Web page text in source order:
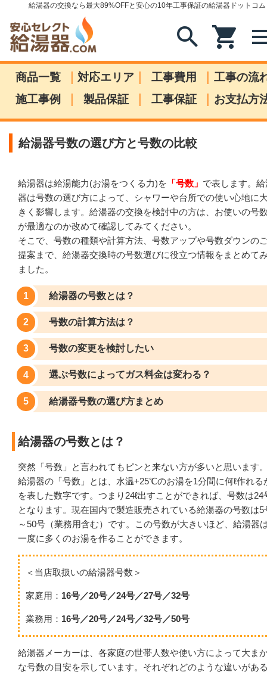
給湯器の交換なら最大89%OFFと安心の10年工事保証の給湯器ドットコム
search shopping_cart
商品一覧 | 対応エリア | 工事費用 | 工事の流
施工事例
| 製品保証 | 工事保証 | お支払方
給湯器号数の選び方と号数の比較
給湯器は給湯能力(お湯をつくる力)を 「号数」 で表します。給
器は号数の選び方によって、シャワーや台所での使い心地に
きく影響します。給湯器の交換を検討中の方は、お使いの号
が最適なのか改めて確認してみてください。
そこで、号数の種類や計算方法、号数アップや号数ダウンの
提案まで、給湯器交換時の号数選びに役立つ情報をまとめて
ました。
給湯器の号数とは？
号数の計算方法は？
号数の変更を検討したい
選ぶ号数によってガス料金は変わる？
給湯器号数の選び方まとめ
給湯器の号数とは？
突然「号数」と言われてもピンと来ない方が多いと思います
給湯器の「号数」とは、水温+25℃のお湯を1分間に何ℓ作れる
を表した数字です。つまり24ℓ出すことができれば、号数は24
となります。現在国内で製造販売されている給湯器の号数は5
～50号（業務用含む）です。この号数が大きいほど、給湯器
一度に多くのお湯を作ることができます。
＜当店取扱いの給湯器号数＞
家庭用： 16号／20号／24号／27号／32号
業務用： 16号／20号／24号／32号／50号
給湯器メーカーは、各家庭の世帯人数や使い方によって大ま
な号数の目安を示しています。それぞれどのような違いがあ